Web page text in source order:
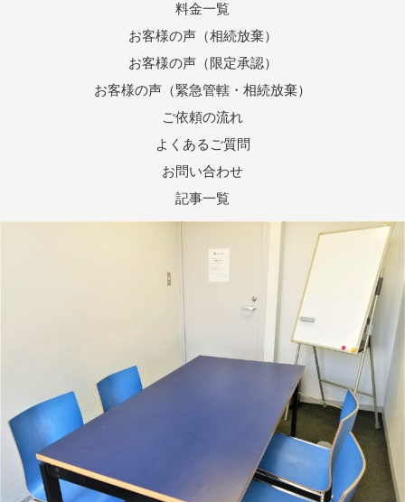
料金一覧
お客様の声（相続放棄）
お客様の声（限定承認）
お客様の声（緊急管轄・相続放棄）
ご依頼の流れ
よくあるご質問
お問い合わせ
記事一覧